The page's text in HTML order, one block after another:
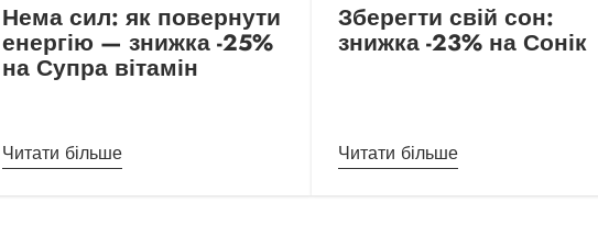
Нема сил: як повернути
енергію — знижка -25%
на Супра вітамін
Читати більше
Зберегти свій сон:
знижка -23% на Сонік
Читати більше